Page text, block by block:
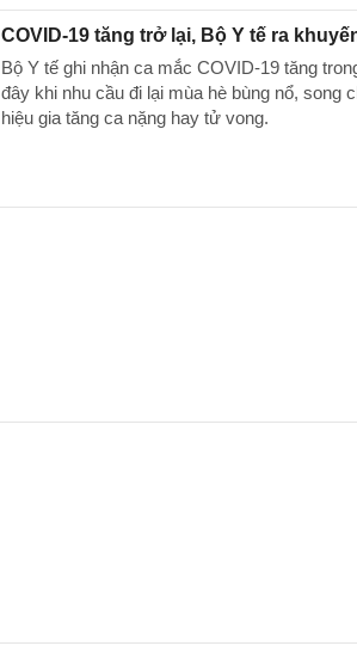
COVID-19 tăng trở lại, Bộ Y tế ra
Bộ Y tế ghi nhận ca mắc COVID-19 tăng
đây khi nhu cầu đi lại mùa hè bùng nổ, song
hiệu gia tăng ca nặng hay tử vong.